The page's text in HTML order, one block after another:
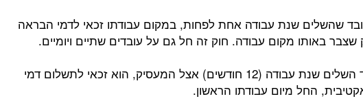
שהשלים שנת עבודה אחת לפחות, במקום עבודתו זכאי לדמי הבראה
באותו מקום עבודה. חוק זה חל גם על עובדים שתיים ויומיים.
לאחר שהעובד השלים שנת עבודה (12 חודשים) אצל המעסיק, הוא זכאי לתשלום דמי
החל מיום עבודתו הראשון.